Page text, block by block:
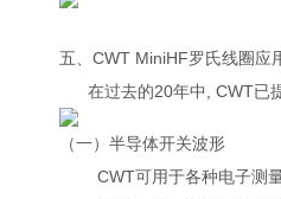
五、CWT MiniHF罗氏线圈应
在过去的20年中, CWT已提
（一）半导体开关波形
CWT可用于各种电子测量